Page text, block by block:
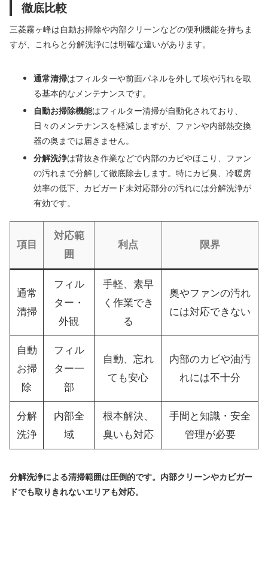
徹底比較
三菱霧ヶ峰は自動お掃除や内部クリーンなどの便利機能を持ちま
すが、これらと分解洗浄には明確な違いがあります。
通常清掃はフィルターや前面パネルを外して埃や汚れを取
る基本的なメンテナンスです。
自動お掃除機能はフィルター清掃が自動化されており、
日々のメンテナンスを軽減しますが、ファンや内部熱交換
器の奥までは届きません。
分解洗浄は背抜き作業などで内部のカビやほこり、ファン
の汚れまで分解して徹底除去します。特にカビ臭、冷暖房
効率の低下、カビガード未対応部分の汚れには分解洗浄が
有効です。
項目
対応範
囲
利点 限界
通常
清掃
フィル
ター・
外観
手軽、素早
く作業でき
る
奥やファンの汚れ
には対応できない
自動
お掃
除
フィル
ター一
部
自動、忘れ
ても安心
内部のカビや油汚
れには不十分
分解
洗浄
内部全
域
根本解決、
臭いも対応
手間と知識・安全
管理が必要
分解洗浄による清掃範囲は圧倒的です。内部クリーンやカビガー
ドでも取りきれないエリアも対応。